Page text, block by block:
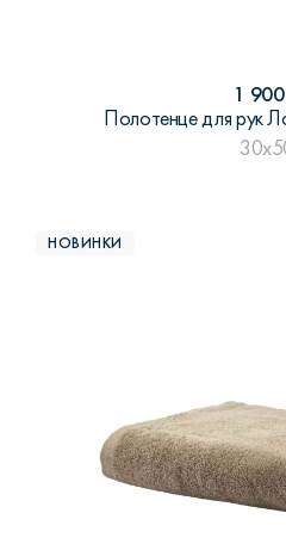
1 900
Полотенце для рук
НОВИНКИ